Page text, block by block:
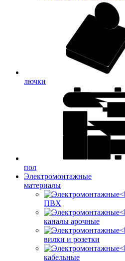
лючки
пол
Электромонтажные
материалы
ПВХ
каналы арочные
вилки и розетки
кабельные